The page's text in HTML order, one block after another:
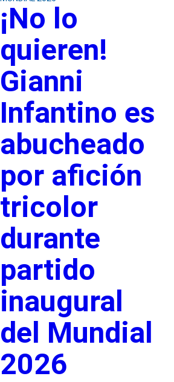
¡No lo
quieren!
Gianni
Infantino es
abucheado
por afición
tricolor
durante
partido
inaugural
del Mundial
2026